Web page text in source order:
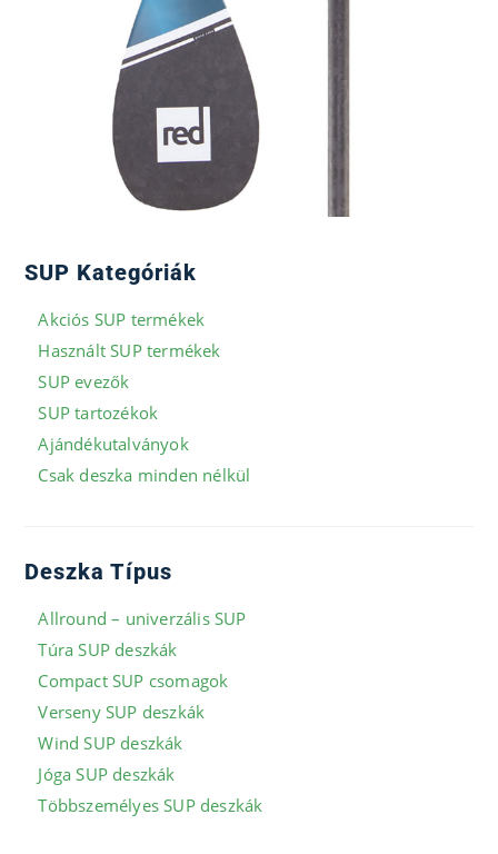
SUP Kategóriák
Akciós SUP termékek
Használt SUP termékek
SUP evezők
SUP tartozékok
Ajándékutalványok
Csak deszka minden nélkül
Deszka Típus
Allround – univerzális SUP
Túra SUP deszkák
Compact SUP csomagok
Verseny SUP deszkák
Wind SUP deszkák
Jóga SUP deszkák
Többszemélyes SUP deszkák